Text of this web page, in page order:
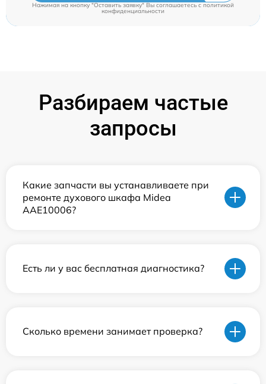
Нажимая на кнопку "Оставить заявку" Вы соглашаетесь cполитикой
конфиденциальности
Разбираем частые
запросы
Какие запчасти вы устанавливаете при
ремонте духового шкафа Midea
AAE10006?
Есть ли у вас бесплатная диагностика?
Сколько времени занимает проверка?